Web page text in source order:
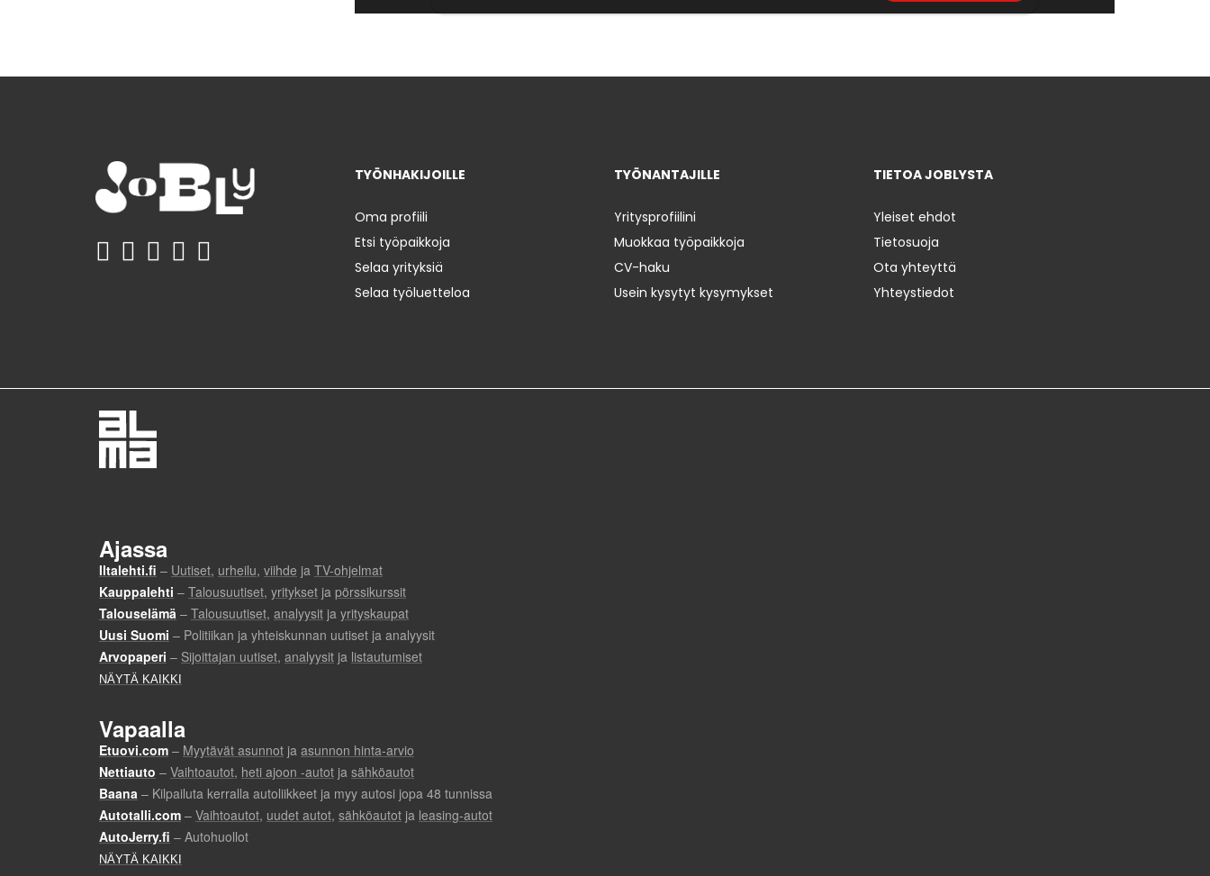
TYÖNHAKIJOILLE
Oma profiili
Etsi työpaikkoja
Selaa yrityksiä
Selaa työluetteloa
TYÖNANTAJILLE
Yritysprofiilini
Muokkaa työpaikkoja
CV-haku
Usein kysytyt kysymykset
TIETOA JOBLYSTA
Yleiset ehdot
Tietosuoja
Ota yhteyttä
Yhteystiedot